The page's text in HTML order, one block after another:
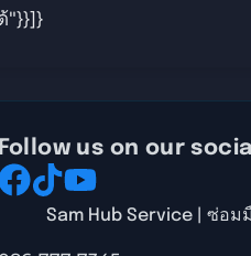
"}}]}
Follow us on our
Sam Hub Service | ซ่อม